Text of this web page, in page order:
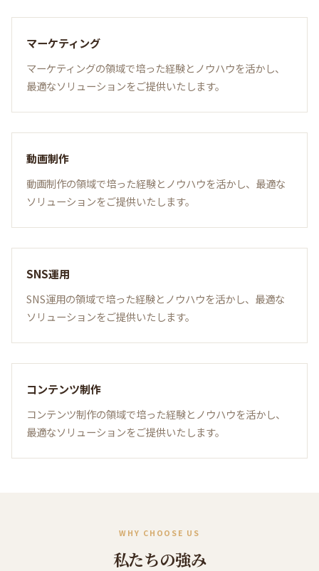
マーケティング
マーケティングの領域で培った経験とノウハウを活かし、
最適なソリューションをご提供いたします。
動画制作
動画制作の領域で培った経験とノウハウを活かし、最適な
ソリューションをご提供いたします。
SNS運用
SNS運用の領域で培った経験とノウハウを活かし、最適な
ソリューションをご提供いたします。
コンテンツ制作
コンテンツ制作の領域で培った経験とノウハウを活かし、
最適なソリューションをご提供いたします。
WHY CHOOSE US
私たちの強み